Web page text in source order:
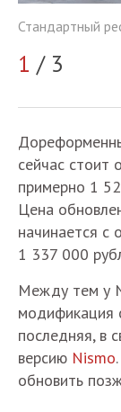
Стандартный
1 / 3
сейчас стоит
примерно 1
Цена
начинается с
1 337 000
Между тем у
модификация
последняя, в
версию Nismo
обновить